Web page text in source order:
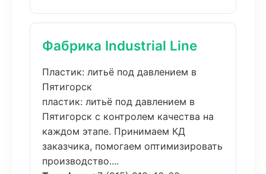
Фабрика Industrial Line
Пластик: литьё под давлением в
Пятигорск
пластик: литьё под давлением в
Пятигорск с контролем качества на
каждом этапе. Принимаем КД
заказчика, помогаем оптимизировать
производство....